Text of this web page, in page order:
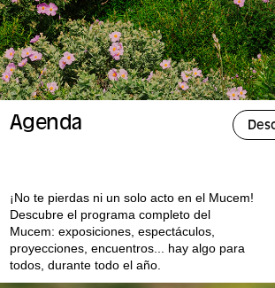
Agenda
¡No te pierdas ni un solo acto en el Mucem!
Descubre el programa completo del
Mucem: exposiciones, espectáculos,
proyecciones, encuentros... hay algo para
todos, durante todo el año.